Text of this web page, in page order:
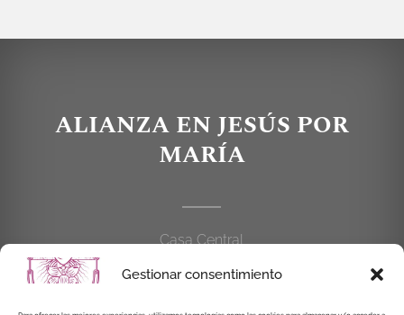
Gestionar consentimiento
ALIANZA EN JESÚS POR
MARÍA
Casa Central
C/Cardenal Cisneros, 55